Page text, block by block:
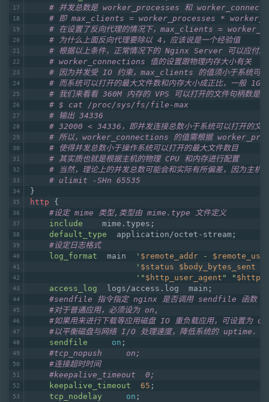
# 并发总数是 worker_processes 和
# 即 max_clients = worker_processes *
# 在设置了反向代理的情况下，max_clients =
# 为什么上面反向代理要除以 4，应该说是一个经验值
# 根据以上条件，正常情况下的 Nginx Server 可以应付
# worker_connections 值的设置跟物理内存大小有关
# 因为并发受 IO 约束，max_clients 的值须小于系统可以
# 而系统可以打开的最大文件数和内存大小成正比，一般
# 我们来看看 360M 内存的 VPS 可以打开的文件句柄数是多
# $ cat /proc/sys/fs/file-max
# 输出 34336
# 32000 < 34336，即并发连接总数小于系统可以打开的文
# 所以，worker_connections 的值需根据
# 使得并发总数小于操作系统可以打开的最大文件数目
# 其实质也就是根据主机的物理 CPU 和内存进行配置
# 当然，理论上的并发总数可能会和实际有所偏差，因为主机
# ulimit -SHn 65535
}
http {
#设定 mime 类型,类型由 mime.type 文件定义
include
    mime.types;
default_type
  application/octet-stream;
#设定日志格式
log_format
  main
' $remote_addr -
' $status $body_bytes_sent
'" $http_user_agent " "
access_log
  logs/access.log  main;
#sendfile 指令指定 nginx 是否调用 sendfile 函数（
#对于普通应用，必须设为 on,
#如果用来进行下载等应用磁盘 IO 重负载应用，可设置为
#以平衡磁盘与网络 I/O 处理速度，降低系统的 uptime.
sendfile
on ;
#tcp_nopush     on;
#连接超时时间
#keepalive_timeout  0;
keepalive_timeout
65 ;
tcp_nodelay
on ;